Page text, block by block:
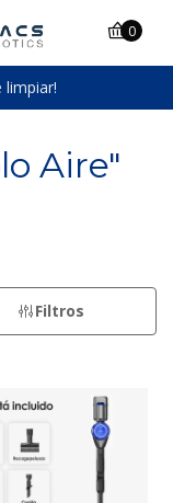
limpiar!
0
Aire"
Filtros